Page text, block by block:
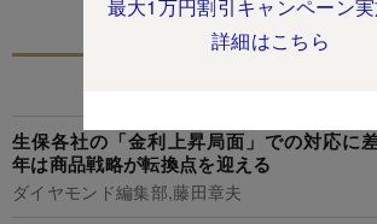
最大1万円割引キャンペーン実
詳細はこちら
生保各社の「金利上昇局面」での対応に
年は商品戦略が転換点を迎える
ダイヤモンド編集部,藤田章夫